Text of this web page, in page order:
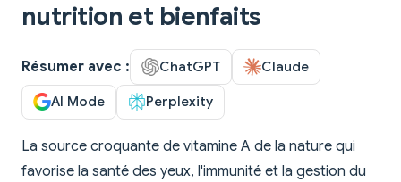
nutrition et bienfaits
Résumer avec : ChatGPT Claude
AI Mode Perplexity
La source croquante de vitamine A de la nature qui
favorise la santé des yeux, l'immunité et la gestion du